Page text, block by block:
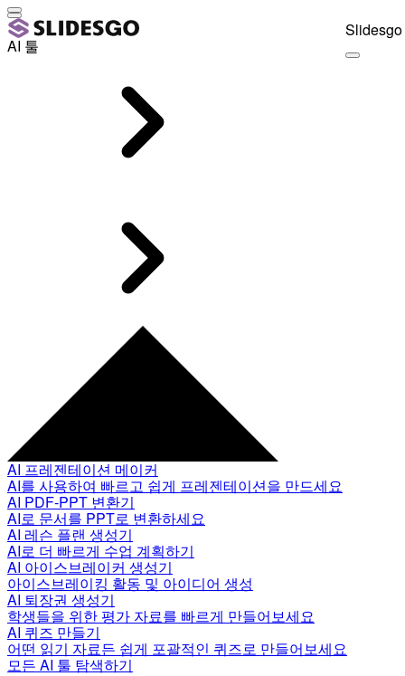
AI 툴
AI 프레젠테이션 메이커
AI를 사용하여 빠르고 쉽게 프레젠테이션을 만드세요
AI PDF-PPT 변환기
AI로 문서를 PPT로 변환하세요
AI 레슨 플랜 생성기
AI로 더 빠르게 수업 계획하기
AI 아이스브레이커 생성기
아이스브레이킹 활동 및 아이디어 생성
AI 퇴장권 생성기
학생들을 위한 평가 자료를 빠르게 만들어보세요
AI 퀴즈 만들기
어떤 읽기 자료든 쉽게 포괄적인 퀴즈로 만들어보세요
모든 AI 툴 탐색하기